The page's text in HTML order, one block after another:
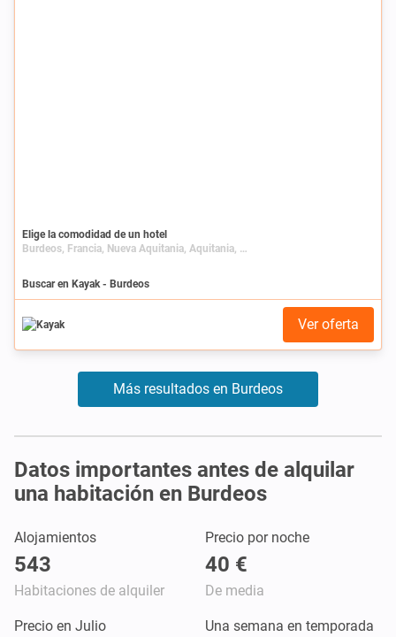
Elige la comodidad de un hotel
Burdeos, Francia, Nueva Aquitania, Aquitania, Gironda
Buscar en Kayak - Burdeos
Ver oferta
Más resultados en Burdeos
Datos importantes antes de alquilar
una habitación en Burdeos
Alojamientos
543
Habitaciones de alquiler
Precio por noche
40 €
De media
Precio en Julio
Una semana en temporada